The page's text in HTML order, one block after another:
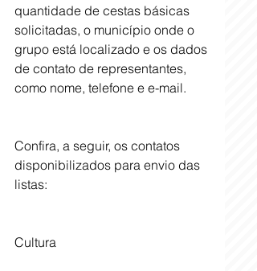
quantidade de cestas básicas
solicitadas, o município onde o
grupo está localizado e os dados
de contato de representantes,
como nome, telefone e e-mail.
Confira, a seguir, os contatos
disponibilizados para envio das
listas:
Cultura